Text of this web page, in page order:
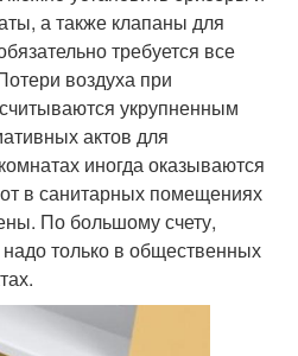
а также клапаны для
требуется все
воздуха при
укрупненным
актов для
иногда оказываются
в санитарных помещениях
По большому счету,
только в общественных